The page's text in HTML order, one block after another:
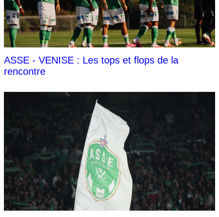
ASSE - VENISE : Les tops et flops de la
rencontre